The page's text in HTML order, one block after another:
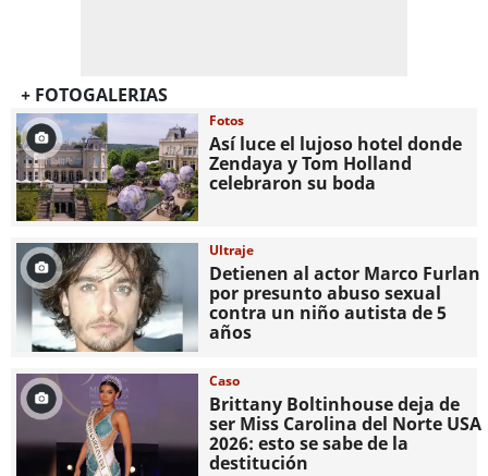
+ FOTOGALERIAS
Fotos
Así luce el lujoso hotel donde
Zendaya y Tom Holland
celebraron su boda
Ultraje
Detienen al actor Marco Furlan
por presunto abuso sexual
contra un niño autista de 5
años
Caso
Brittany Boltinhouse deja de
ser Miss Carolina del Norte USA
2026: esto se sabe de la
destitución